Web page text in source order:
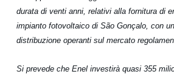
durata di venti anni, relativi alla fornitura di
impianto fotovoltaico di São Gonçalo, con
distribuzione operanti sul mercato
Si prevede che Enel investirà quasi 355